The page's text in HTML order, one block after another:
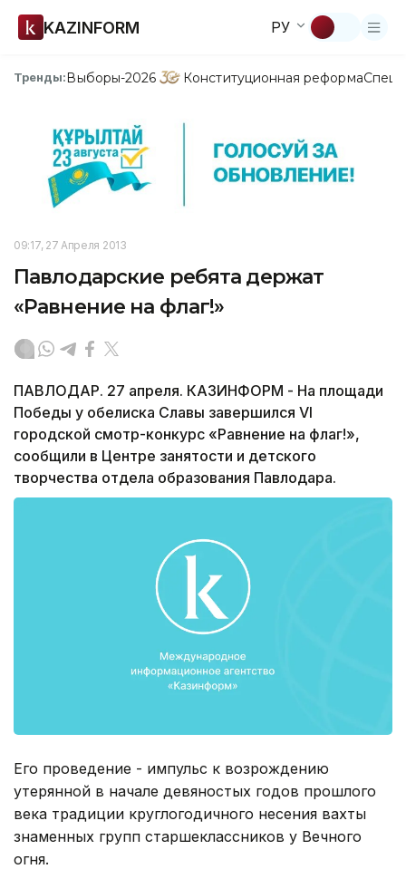
KAZINFORM РУ
Тренды:Выборы-2026 Конституционная реформа
09:17, 27 Апреля 2013
Павлодарские ребята держат
«Равнение на флаг!»
ПАВЛОДАР. 27 апреля. КАЗИНФОРМ - На площади
Победы у обелиска Славы завершился VI
городской смотр-конкурс «Равнение на флаг!»,
сообщили в Центре занятости и детского
творчества отдела образования Павлодара.
Его проведение - импульс к возрождению
утерянной в начале девяностых годов прошлого
века традиции круглогодичного несения вахты
знаменных групп старшеклассников у Вечного
огня.